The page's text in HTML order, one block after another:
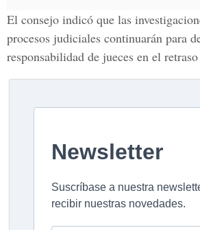
El consejo indicó que las
procesos judiciales continuarán para
responsabilidad de jueces en el